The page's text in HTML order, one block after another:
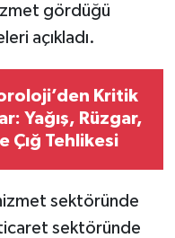
gördüğü
açıkladı.
Kritik
Yağış, Rüzgar,
Çığ Tehlikesi
sektöründe
sektöründe